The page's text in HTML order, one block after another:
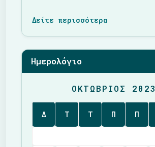
Δείτε περισσότερα
Ημερολόγιο
ΟΚΤΏΒΡΙΟΣ 2023
Δ Τ Τ Π Π